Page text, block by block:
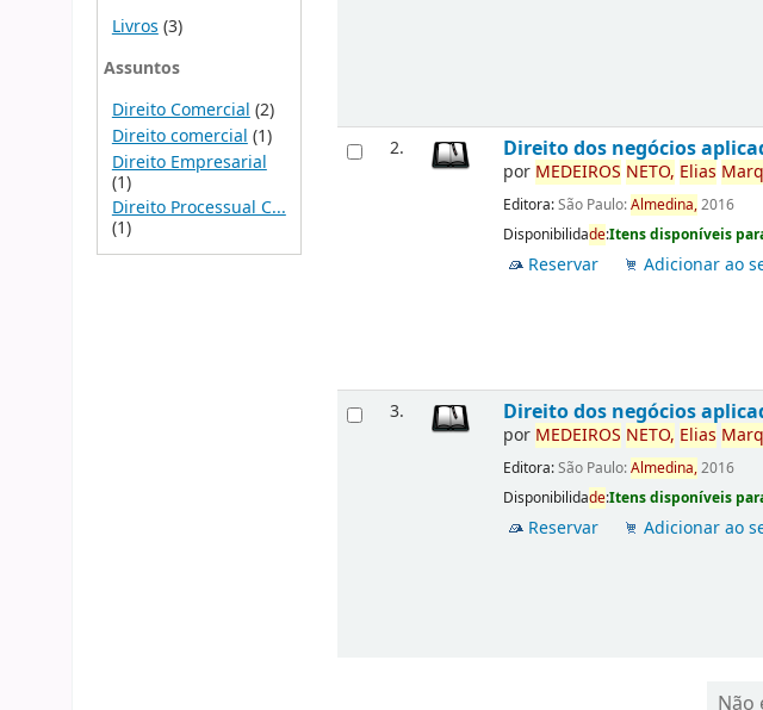
Livros (3)
Assuntos
Direito Comercial (2)
Direito comercial (1)
Direito Empresarial
(1)
Direito Processual C...
(1)
2. Direito dos negócios
por MEDEIROS NETO, Elias
Editora:São Paulo:Almedina,2016
Disponibilidade:Itens disponíveis
Reservar Adicionar ao
3. Direito dos negócios
por MEDEIROS NETO, Elias
Editora:São Paulo:Almedina,2016
Disponibilidade:Itens disponíveis
Reservar Adicionar ao